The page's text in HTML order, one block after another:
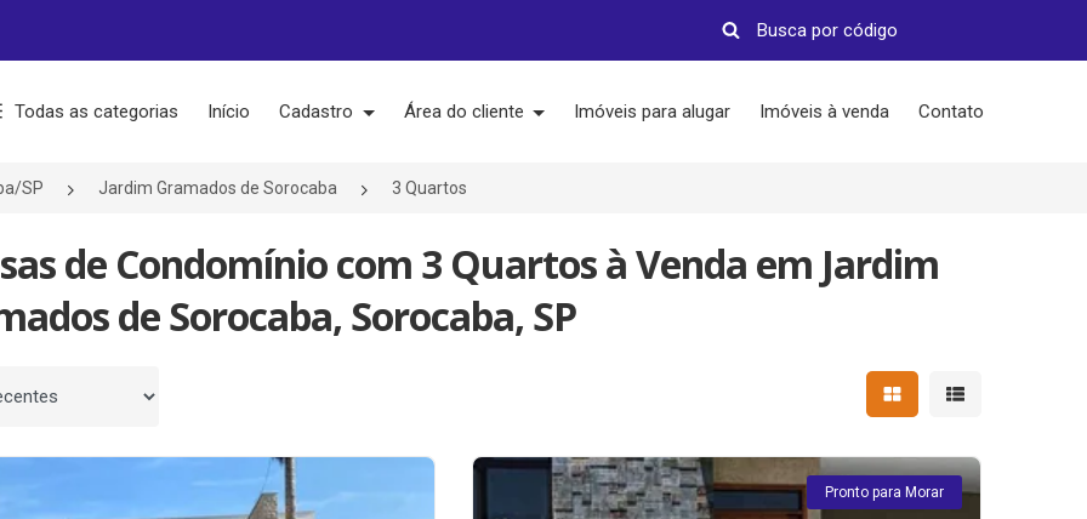
Todas as categorias Início Cadastro Área do cliente Imóveis para alugar Imóveis à venda Contato
SP Jardim Gramados de Sorocaba 3 Quartos
de Condomínio com 3 Quartos à Venda em Jardim
de Sorocaba, Sorocaba, SP
Mostrar resultados em
Mostrar
Pronto para Morar